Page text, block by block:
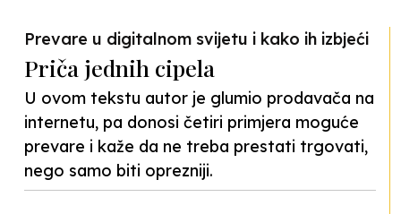
Prevare u digitalnom svijetu i kako ih izbjeći
Priča jednih cipela
U ovom tekstu autor je glumio prodavača na
internetu, pa donosi četiri primjera moguće
prevare i kaže da ne treba prestati trgovati,
nego samo biti oprezniji.